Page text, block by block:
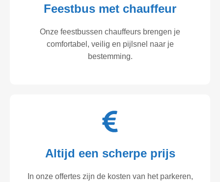
Feestbus met chauffeur
Onze feestbussen chauffeurs brengen je
comfortabel, veilig en pijlsnel naar je
bestemming.
Altijd een scherpe prijs
In onze offertes zijn de kosten van het parkeren,